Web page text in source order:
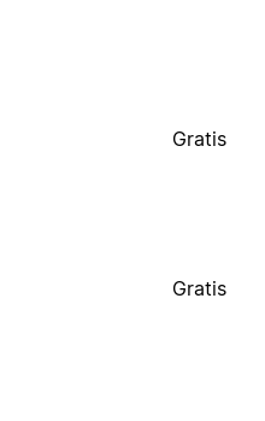
Gratis
Gratis